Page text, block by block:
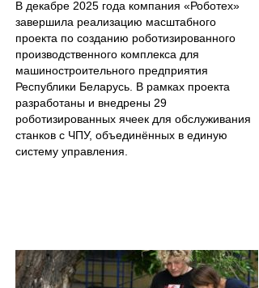
В декабре 2025 года компания «Роботех»
завершила реализацию масштабного
проекта по созданию роботизированного
производственного комплекса для
машиностроительного предприятия
Республики Беларусь. В рамках проекта
разработаны и внедрены 29
роботизированных ячеек для обслуживания
станков с ЧПУ, объединённых в единую
систему управления.